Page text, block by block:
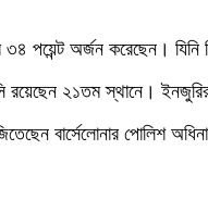
পয়েন্ট অর্জন করেছেন।
২১তম স্থানে।
বার্সেলোনার পোলিশ